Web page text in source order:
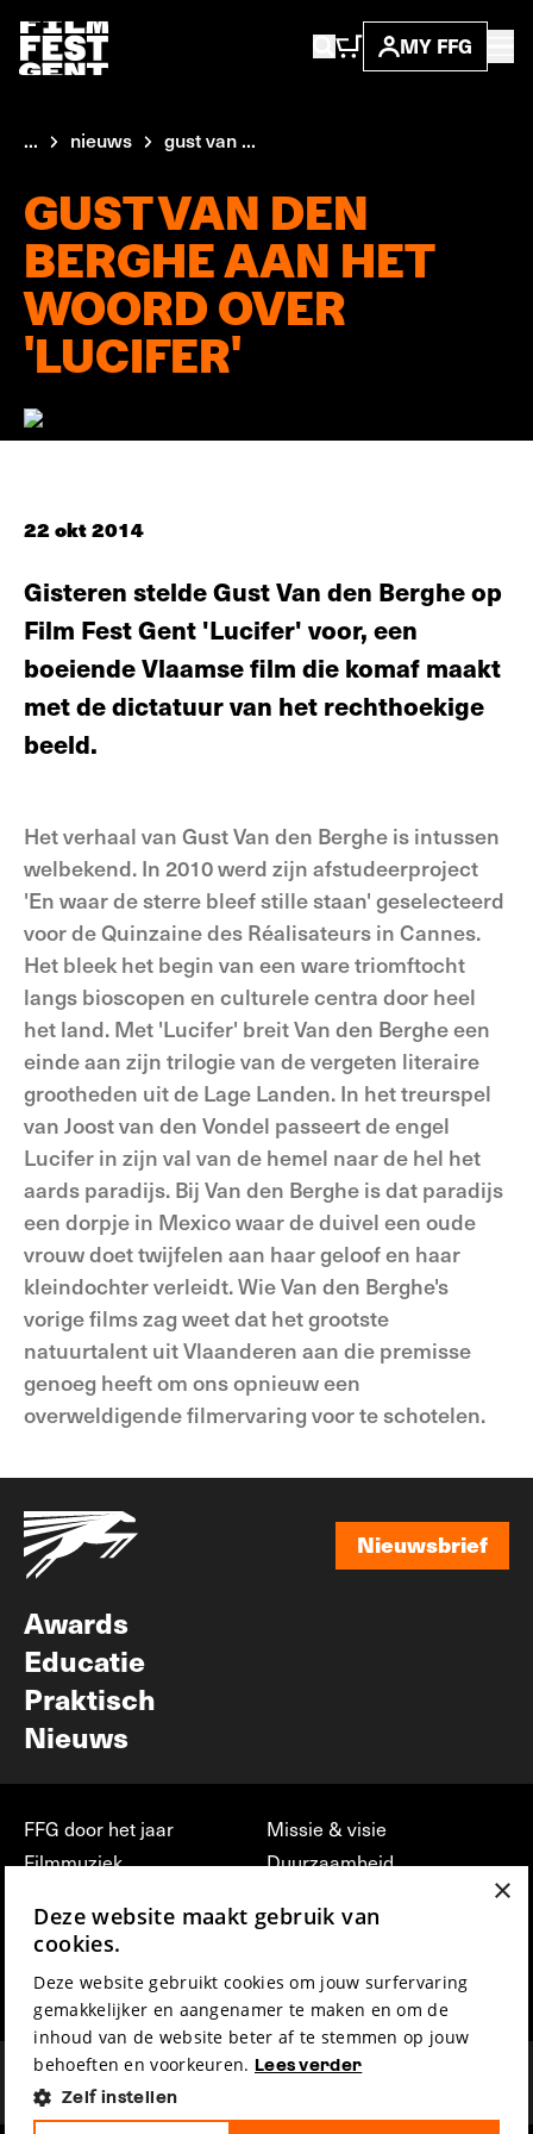
MY FFG
... nieuws gust van ...
GUST VAN DEN
BERGHE AAN HET
WOORD OVER
'LUCIFER'
22 okt 2014
Gisteren stelde Gust Van den Berghe op
Film Fest Gent 'Lucifer' voor, een
boeiende Vlaamse film die komaf maakt
met de dictatuur van het rechthoekige
beeld.
Het verhaal van Gust Van den Berghe is intussen
welbekend. In 2010 werd zijn afstudeerproject
'En waar de sterre bleef stille staan' geselecteerd
voor de Quinzaine des Réalisateurs in Cannes.
Het bleek het begin van een ware triomftocht
langs bioscopen en culturele centra door heel
het land. Met 'Lucifer' breit Van den Berghe een
einde aan zijn trilogie van de vergeten literaire
grootheden uit de Lage Landen. In het treurspel
van Joost van den Vondel passeert de engel
Lucifer in zijn val van de hemel naar de hel het
aards paradijs. Bij Van den Berghe is dat paradijs
een dorpje in Mexico waar de duivel een oude
vrouw doet twijfelen aan haar geloof en haar
kleindochter verleidt. Wie Van den Berghe's
vorige films zag weet dat het grootste
natuurtalent uit Vlaanderen aan die premisse
genoeg heeft om ons opnieuw een
overweldigende filmervaring voor te schotelen.
Nieuwsbrief
Awards
Educatie
Praktisch
Nieuws
FFG door het jaar
Filmmuziek
Press & Industry
Film Fest Friends
Missie & visie
Duurzaamheid
vrijwilligerswerk bij FFG
Privacy & Disclaimer
×
Deze website maakt gebruik van
cookies.
Deze website gebruikt cookies om jouw surfervaring
gemakkelijker en aangenamer te maken en om de
inhoud van de website beter af te stemmen op jouw
behoeften en voorkeuren. Lees verder
Zelf instellen